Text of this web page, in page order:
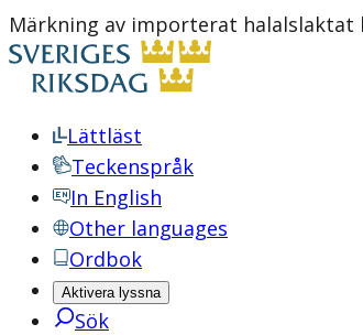
Märkning av importerat halalslaktat
Lättläst
Teckenspråk
In English
Other languages
Ordbok
Aktivera lyssna
Sök